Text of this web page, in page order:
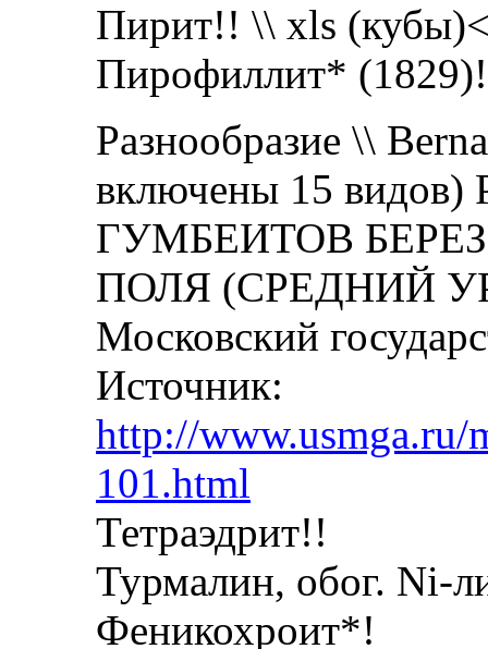
Пирит!! \\ xls
Пирофиллит*
Разнообразие \\
включены 15
ГУМБЕИТОВ
ПОЛЯ (СРЕДНИЙ
Московский
Источник:
http://www.usmga.ru/
101.html
Тетраэдрит!!
Турмалин, обог. Ni-
Феникохроит*!